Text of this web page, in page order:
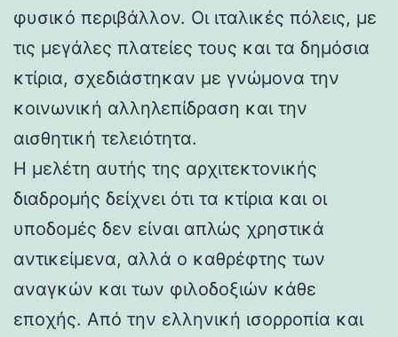
φυσικό περιβάλλον. Οι ιταλικές πόλεις, με
τις μεγάλες πλατείες τους και τα δημόσια
κτίρια, σχεδιάστηκαν με γνώμονα την
κοινωνική αλληλεπίδραση και την
αισθητική τελειότητα.
Η μελέτη αυτής της αρχιτεκτονικής
διαδρομής δείχνει ότι τα κτίρια και οι
υποδομές δεν είναι απλώς χρηστικά
αντικείμενα, αλλά ο καθρέφτης των
αναγκών και των φιλοδοξιών κάθε
εποχής. Από την ελληνική ισορροπία και